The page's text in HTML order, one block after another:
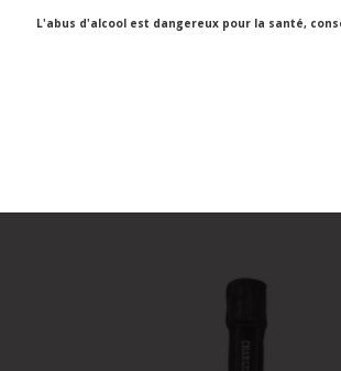
L'abus d'alcool est dangereux pour la santé,
Victor Hugo)